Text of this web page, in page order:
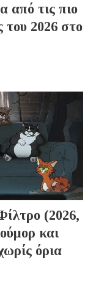
τις πιο
του 2026 στο
(2026,
και
όρια